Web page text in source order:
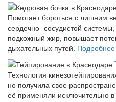
Помогает бороться с лишним
сердечно -сосудистой
подкожный жир, повышает
дыхательных путей. Подробнее
Технология
но получила свое
её применяли исключительно